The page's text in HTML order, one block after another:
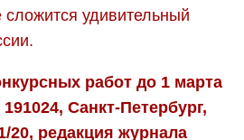
сложится удивительный
работ до 1 марта
Санкт-Петербург,
20, редакция журнала